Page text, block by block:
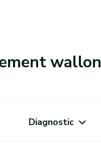
wallon
Diagnostic